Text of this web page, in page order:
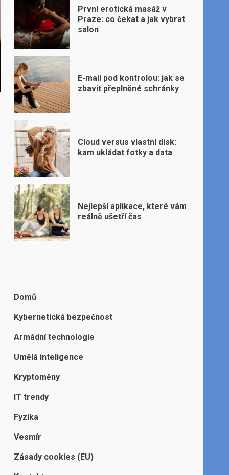
První erotická masáž v
Praze: co čekat a jak vybrat
salon
E-mail pod kontrolou: jak se
zbavit přeplněné schránky
Cloud versus vlastní disk:
kam ukládat fotky a data
Nejlepší aplikace, které vám
reálně ušetří čas
Domů
Kybernetická bezpečnost
Armádní technologie
Umělá inteligence
Kryptoměny
IT trendy
Fyzika
Vesmír
Zásady cookies (EU)